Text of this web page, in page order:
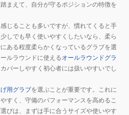
ズ
PKB761-
3247
まえて、自分が守るポジションの特徴を
じることも多いですが、慣れてくると手
しでも早く使いやすくしたいなら、柔ら
ある程度柔らかくなっているグラブを選
ルラウンドに使えるオールラウンドグラ
バーしやすく初心者には扱いやすいでし
用グラブを選ぶことが重要です。これに
すく、守備のパフォーマンスを高めるこ
びは、まずは手に合うサイズや使いやす